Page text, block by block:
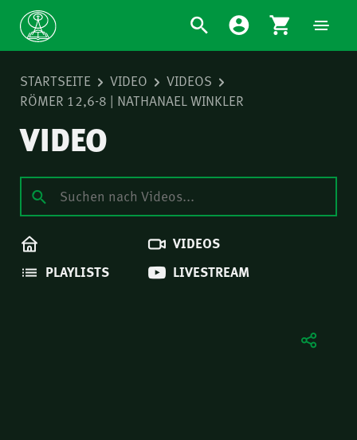
STARTSEITE VIDEO
VIDEOS
RÖMER 12,6-8 | NATHANAEL WINKLER
VIDEO
VIDEOS
PLAYLISTS
LIVESTREAM